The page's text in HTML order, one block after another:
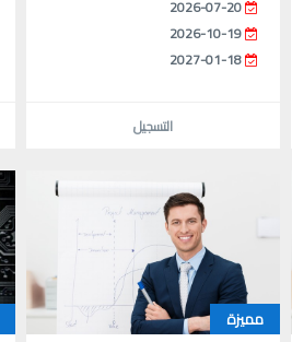
2026-07-20
2026-10-19
2027-01-18
التسجيل
مميزة